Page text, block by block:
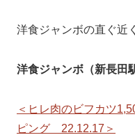
洋食ジャンボの直ぐ近
洋食ジャンボ（新長田
＜ヒレ肉のビフカツ
ピング 22.12.17＞